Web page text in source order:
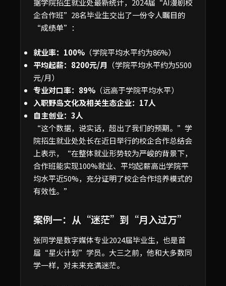
据学院招生就业处最新统计，2024届“AI漫剧校
企合作班”28名毕业生交出了一份令人瞩目的
“成绩单”：
就业率：100% （学院平均水平约为86%）
平均起薪：8200元/月 （学院平均水平约为5500
元/月）
专业对口率：89% （远高于学院平均水平）
入职野岛文化及相关生态企业：17人
自主创业：3人
“这个数据，说实话，超出了我们的预期。”学
院招生就业处处长在近日举行的校企合作总结会
上表示，“在整体就业形势较为严峻的背景下，
合作班能实现100%就业、平均起薪高出学院平
均水平近50%，充分证明了校企合作培养模式的
有效性。”
案例一：从“迷茫”到“月入过万”
张同学是数字媒体专业2024届毕业生，也是首
届“星火计划”学员。大三之前，他和大多数同
学一样，对未来充满迷茫。